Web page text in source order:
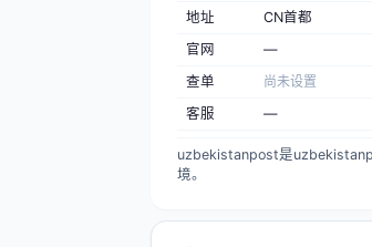
地址
CN首都
官网
—
查单
尚未设置
客服
—
uzbekistanpost是
境。